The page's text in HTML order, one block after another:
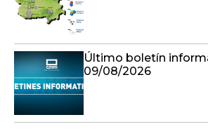
Último boletín
09/08/2026